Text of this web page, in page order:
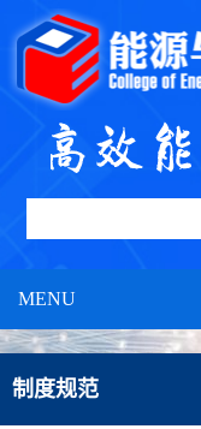
MENU
制度规范